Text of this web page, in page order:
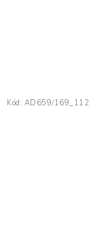
Kód: AD659/169_112